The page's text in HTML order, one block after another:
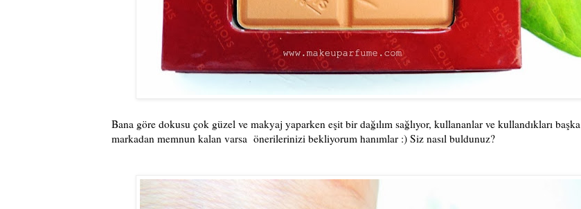
Bana göre dokusu çok güzel ve makyaj yaparken eşit bir dağılım sağlıyor, kullananlar ve kullandıkları başka
markadan memnun kalan varsa önerilerinizi bekliyorum hanımlar :) Siz nasıl buldunuz?